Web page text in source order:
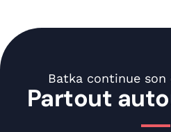
Batka continue son
Partout